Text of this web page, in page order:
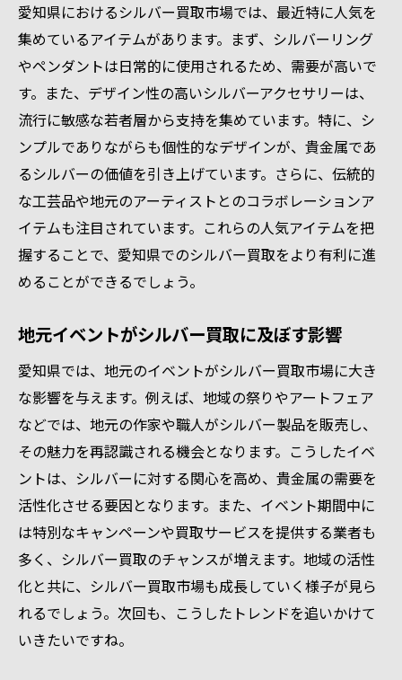
シルバーアイテムの価値が高まる瞬間を狙
う
利益を最大化するための計画的な取引
最新のシルバー買取情報で市場の変化に対応す
る
常に最新情報を更新する重要性
オンラインツールを活用した情報収集
ニュースアラートで市場動向を追う
愛知県の業者からの直接情報を得る
予測分析で市場変動を先取りする
愛知県におけるシルバー買取市場では、最近特に人気を
集めているアイテムがあります。まず、シルバーリング
やペンダントは日常的に使用されるため、需要が高いで
す。また、デザイン性の高いシルバーアクセサリーは、
流行に敏感な若者層から支持を集めています。特に、シ
ンプルでありながらも個性的なデザインが、貴金属であ
るシルバーの価値を引き上げています。さらに、伝統的
な工芸品や地元のアーティストとのコラボレーションア
イテムも注目されています。これらの人気アイテムを把
握することで、愛知県でのシルバー買取をより有利に進
めることができるでしょう。
地元イベントがシルバー買取に及ぼす影響
愛知県では、地元のイベントがシルバー買取市場に大き
な影響を与えます。例えば、地域の祭りやアートフェア
などでは、地元の作家や職人がシルバー製品を販売し、
その魅力を再認識される機会となります。こうしたイベ
ントは、シルバーに対する関心を高め、貴金属の需要を
活性化させる要因となります。また、イベント期間中に
は特別なキャンペーンや買取サービスを提供する業者も
多く、シルバー買取のチャンスが増えます。地域の活性
化と共に、シルバー買取市場も成長していく様子が見ら
れるでしょう。次回も、こうしたトレンドを追いかけて
いきたいですね。